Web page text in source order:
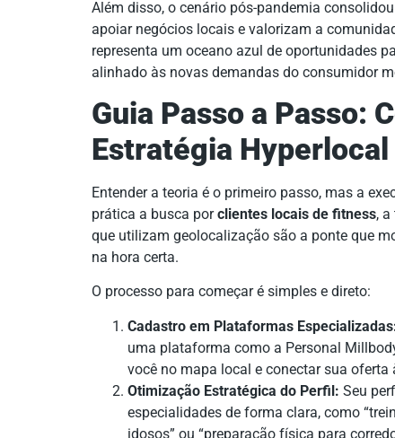
Além disso, o cenário pós-pandemia
apoiar negócios locais e valorizam a
representa um oceano azul de oportunidades
alinhado às novas demandas do consumidor
Guia Passo a Passo:
Estratégia Hyperlocal
Entender a teoria é o primeiro passo, mas a
prática a busca porclientes locais de fitness,
que utilizam geolocalização são a ponte que
na hora certa.
O processo para começar é simples e direto:
Cadastro em Plataformas
uma plataforma como a Personal
você no mapa local e conectar sua oferta
Otimização Estratégica do Perfil: Seu
especialidades de forma clara, como
idosos” ou “preparação física para